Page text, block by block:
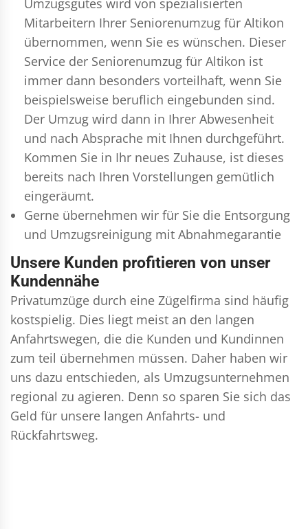
Mitarbeitern Ihrer Seniorenumzug für Altikon
übernommen, wenn Sie es wünschen. Dieser
Service der Seniorenumzug für Altikon ist
immer dann besonders vorteilhaft, wenn Sie
beispielsweise beruflich eingebunden sind.
Der Umzug wird dann in Ihrer Abwesenheit
und nach Absprache mit Ihnen durchgeführt.
Kommen Sie in Ihr neues Zuhause, ist dieses
bereits nach Ihren Vorstellungen gemütlich
eingeräumt.
Gerne übernehmen wir für Sie die Entsorgung
und Umzugsreinigung mit Abnahmegarantie
Unsere Kunden profitieren von unser
Kundennähe
Privatumzüge durch eine Zügelfirma sind häufig
kostspielig. Dies liegt meist an den langen
Anfahrtswegen, die die Kunden und Kundinnen
zum teil übernehmen müssen. Daher haben wir
uns dazu entschieden, als Umzugsunternehmen
regional zu agieren. Denn so sparen Sie sich das
Geld für unsere langen Anfahrts- und
Rückfahrtsweg.